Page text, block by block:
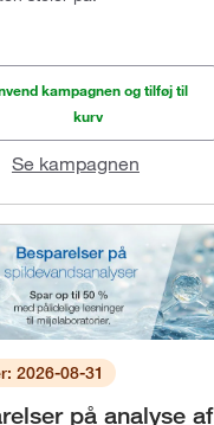
kampagnen og tilføj til
kurv
Se kampagnen
2026-08-31
på analyse af